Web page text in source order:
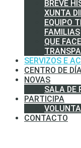
BREVE
XUNTA
EQUIPO
FAMILIAS
QUE
SERVIZOS E
CENTRO DE
NOVAS
SALA DE
PARTICIPA
CONTACTO